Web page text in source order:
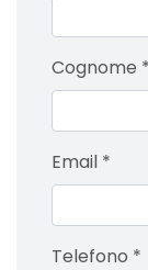
Cognome *
Email *
Telefono *